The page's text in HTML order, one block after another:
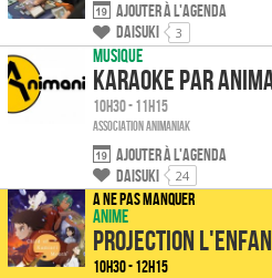
Ajouter à l'agenda
Daisuki
3
Musique
Karaoke par
10h30 - 11h15
Association Animaniak
Ajouter à l'agenda
Daisuki
24
A ne pas manquer
Anime
Projection
10h30 - 12h15